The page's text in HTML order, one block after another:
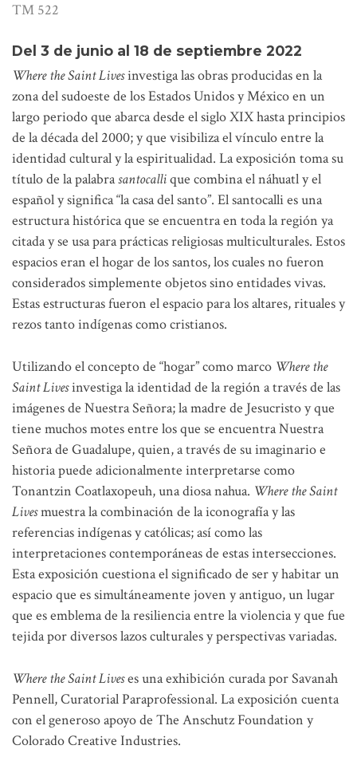
TM 522
Del 3 de junio al 18 de septiembre 2022
Where the Saint Livesinvestiga las obras producidas en la
zona del sudoeste de los Estados Unidos y México en un
largo periodo que abarca desde el siglo XIX hasta principios
de la década del 2000; y que visibiliza el vínculo entre la
identidad cultural y la espiritualidad. La exposición toma su
título de la palabrasantocallique combina el náhuatl y el
español y significa “la casa del santo”. El santocalli es una
estructura histórica que se encuentra en toda la región ya
citada y se usa para prácticas religiosas multiculturales. Estos
espacios eran el hogar de los santos, los cuales no fueron
considerados simplemente objetos sino entidades vivas.
Estas estructuras fueron el espacio para los altares, rituales y
rezos tanto indígenas como cristianos.
Utilizando el concepto de “hogar” como marco Where the
Saint Livesinvestiga la identidad de la región a través de las
imágenes de Nuestra Señora; la madre de Jesucristo y que
tiene muchos motes entre los que se encuentra Nuestra
Señora de Guadalupe, quien, a través de su imaginario e
historia puede adicionalmente interpretarse como
Tonantzin Coatlaxopeuh, una diosa nahua. Where the Saint
Livesmuestra la combinación de la iconografía y las
referencias indígenas y católicas; así como las
interpretaciones contemporáneas de estas intersecciones.
Esta exposición cuestiona el significado de ser y habitar un
espacio que es simultáneamente joven y antiguo, un lugar
que es emblema de la resiliencia entre la violencia y que fue
tejida por diversos lazos culturales y perspectivas variadas.
Where the Saint Liveses una exhibición curada por Savanah
Pennell, Curatorial Paraprofessional. La exposición cuenta
con el generoso apoyo de The Anschutz Foundation y
Colorado Creative Industries.